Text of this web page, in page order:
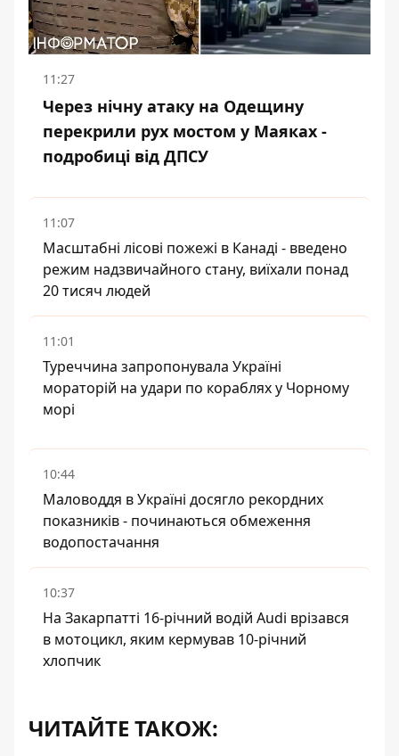
11:27
Через нічну атаку на Одещину
перекрили рух мостом у Маяках -
подробиці від ДПСУ
11:07
Масштабні лісові пожежі в Канаді - введено
режим надзвичайного стану, виїхали понад
20 тисяч людей
11:01
Туреччина запропонувала Україні
мораторій на удари по кораблях у Чорному
морі
10:44
Маловоддя в Україні досягло рекордних
показників - починаються обмеження
водопостачання
10:37
На Закарпатті 16-річний водій Audi врізався
в мотоцикл, яким кермував 10-річний
хлопчик
ЧИТАЙТЕ ТАКОЖ: